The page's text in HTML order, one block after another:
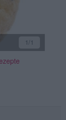
1/1